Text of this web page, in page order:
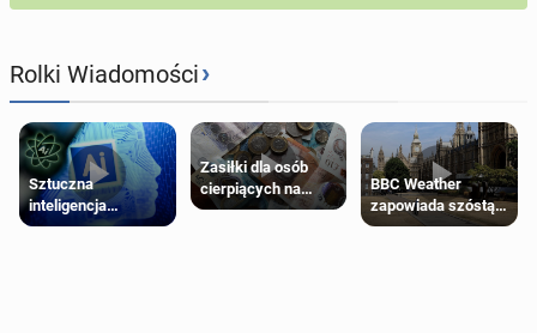
Rolki Wiadomości›
Sztuczna
inteligencja
próbowała oszukać
Zasiłki dla osób
cierpiących na
schorzenia
BBC Weather
zapowiada szóstą
falę upałów w